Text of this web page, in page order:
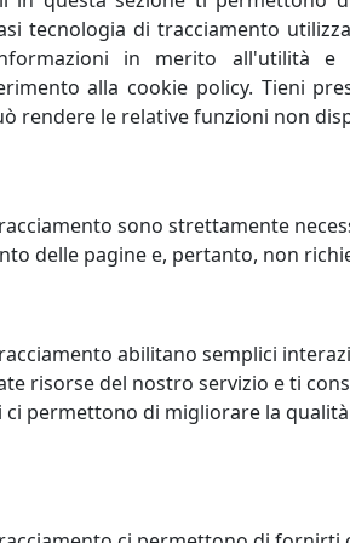
il livello di conoscenza
progresso umano; porta con
capacità di creare e
profonda conoscenza delle
sono curiosità,
di un sistema
concorrenza. Lo spirito di rivalità è
tecnologia di tracciamento
in merito all'utilità
alla cookie policy. Tieni
rendere le relative funzioni non
sono strettamente
delle pagine e, pertanto, non
abilitano semplici
risorse del nostro servizio e ti
permettono di migliorare la